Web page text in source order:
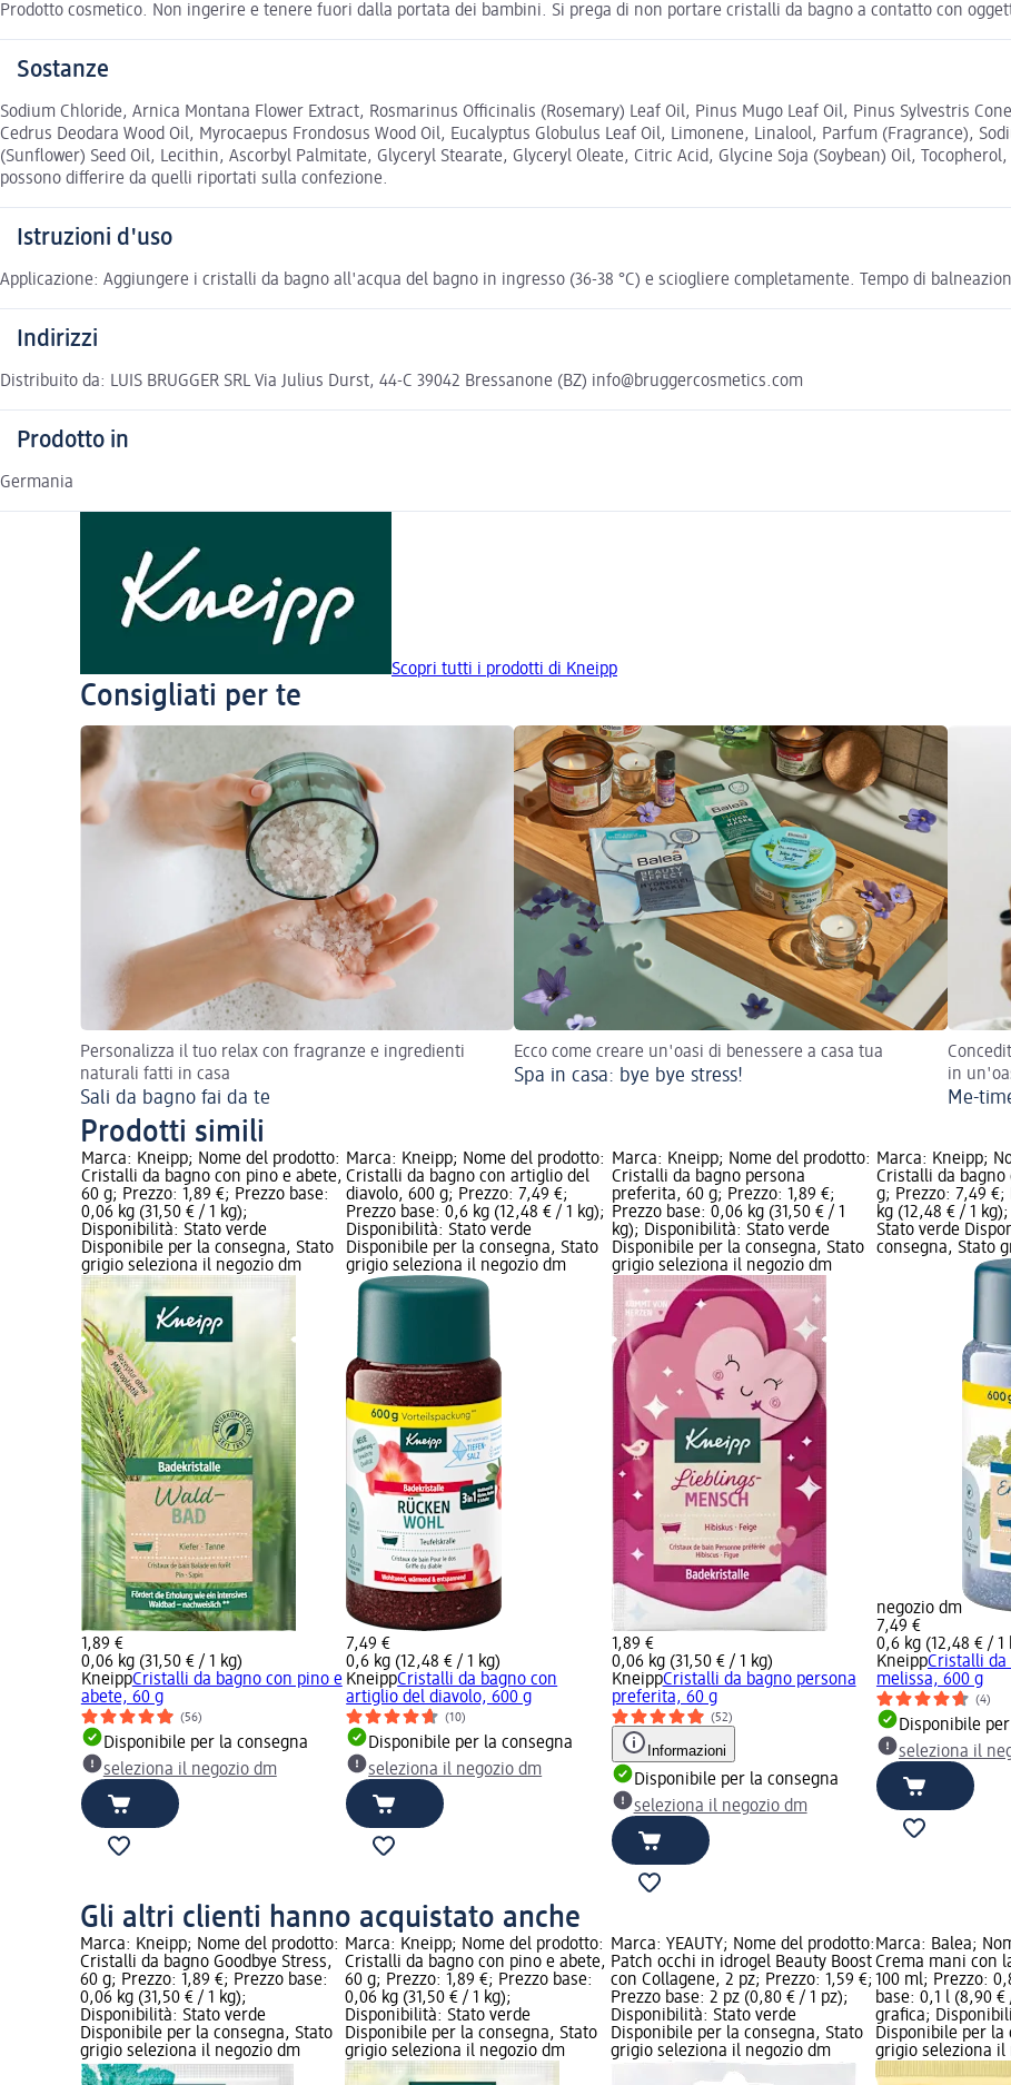
Prodotto cosmetico. Non ingerire e tenere fuori dalla portata dei bambini. Si prega di non portare cristalli da bagno a contatto con
Sostanze
Sodium Chloride, Arnica Montana Flower Extract, Rosmarinus Officinalis (Rosemary) Leaf Oil, Pinus Mugo Leaf Oil, Pinus Sylvestris
Cedrus Deodara Wood Oil, Myrocaepus Frondosus Wood Oil, Eucalyptus Globulus Leaf Oil, Limonene, Linalool, Parfum (Fragrance),
(Sunflower) Seed Oil, Lecithin, Ascorbyl Palmitate, Glyceryl Stearate, Glyceryl Oleate, Citric Acid, Glycine Soja (Soybean) Oil,
possono differire da quelli riportati sulla confezione.
Istruzioni d'uso
Applicazione: Aggiungere i cristalli da bagno all'acqua del bagno in ingresso (36-38 °C) e sciogliere completamente. Tempo di
Indirizzi
Distribuito da: LUIS BRUGGER SRL Via Julius Durst, 44-C 39042 Bressanone (BZ) info@bruggercosmetics.com
Prodotto in
Germania
Scopri tutti i prodotti di Kneipp
Consigliati per te
Personalizza il tuo relax con fragranze e ingredienti
naturali fatti in casa
Sali da bagno fai da te
Ecco come creare un'oasi di benessere a casa tua
Spa in casa: bye bye stress!
in
Me-
Prodotti simili
Marca: Kneipp; Nome del prodotto:
Cristalli da bagno con pino e abete,
60 g; Prezzo: 1,89 €; Prezzo base:
0,06 kg (31,50 € / 1 kg);
Disponibilità: Stato verde
Disponibile per la consegna, Stato
grigio seleziona il negozio dm
1,89 €
0,06 kg (31,50 € / 1 kg)
KneippCristalli da bagno con pino e
abete, 60 g
(56)
Disponibile per la consegna
seleziona il negozio dm
Marca: Kneipp; Nome del prodotto:
Cristalli da bagno con artiglio del
diavolo, 600 g; Prezzo: 7,49 €;
Prezzo base: 0,6 kg (12,48 € / 1 kg);
Disponibilità: Stato verde
Disponibile per la consegna, Stato
grigio seleziona il negozio dm
7,49 €
0,6 kg (12,48 € / 1 kg)
KneippCristalli da bagno con
artiglio del diavolo, 600 g
(10)
Disponibile per la consegna
seleziona il negozio dm
Marca: Kneipp; Nome del prodotto:
Cristalli da bagno persona
preferita, 60 g; Prezzo: 1,89 €;
Prezzo base: 0,06 kg (31,50 € / 1
kg); Disponibilità: Stato verde
Disponibile per la consegna, Stato
grigio seleziona il negozio dm
1,89 €
0,06 kg (31,50 € / 1 kg)
KneippCristalli da bagno persona
preferita, 60 g
(52)
Informazioni
Disponibile per la consegna
seleziona il negozio dm
Marca: Kneipp;
Cristalli da bagno
g; Prezzo: 7,49 €;
kg (12,48 € / 1
Stato verde
consegna, Stato
negozio dm
7,49 €
0,6 kg (12,48 € / 1
KneippCristalli da
melissa, 600 g
(4)
Disponibile
seleziona il
Gli altri clienti hanno acquistato anche
Marca: Kneipp; Nome del prodotto:
Cristalli da bagno Goodbye Stress,
60 g; Prezzo: 1,89 €; Prezzo base:
0,06 kg (31,50 € / 1 kg);
Disponibilità: Stato verde
Disponibile per la consegna, Stato
grigio seleziona il negozio dm
Marca: Kneipp; Nome del prodotto:
Cristalli da bagno con pino e abete,
60 g; Prezzo: 1,89 €; Prezzo base:
0,06 kg (31,50 € / 1 kg);
Disponibilità: Stato verde
Disponibile per la consegna, Stato
grigio seleziona il negozio dm
Marca: YEAUTY; Nome del prodotto:
Patch occhi in idrogel Beauty Boost
con Collagene, 2 pz; Prezzo: 1,59 €;
Prezzo base: 2 pz (0,80 € / 1 pz);
Disponibilità: Stato verde
Disponibile per la consegna, Stato
grigio seleziona il negozio dm
Marca: Balea;
Crema mani con
100 ml; Prezzo:
base: 0,1 l (8,90
grafica;
Disponibile per la
grigio seleziona il